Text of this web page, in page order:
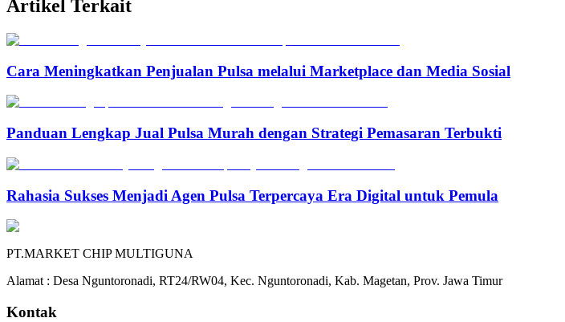
Artikel Terkait
Cara Meningkatkan Penjualan Pulsa melalui Marketplace dan Media Sosial
Panduan Lengkap Jual Pulsa Murah dengan Strategi Pemasaran Terbukti
Rahasia Sukses Menjadi Agen Pulsa Terpercaya Era Digital untuk Pemula
PT.MARKET CHIP MULTIGUNA
Alamat : Desa Nguntoronadi, RT24/RW04, Kec. Nguntoronadi, Kab. Magetan, Prov. Jawa Timur
Kontak